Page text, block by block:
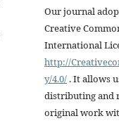
Our journal
Creative
International
http://
y/4.0/ . It allows
distributing and
original work